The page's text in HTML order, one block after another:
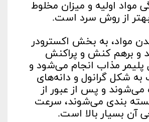
مواد اولیه و میزان مخلوط
از روش سرد است.
مواد، به بخش اکسترودر
و برهم کنش و پراکنش
پلیمر مذاب انجام می‌شود و
به شکل گرانول و دانه‌های
و پس از عبور از
بندی می‌شوند، سرعت
آن بسیار بالا است.